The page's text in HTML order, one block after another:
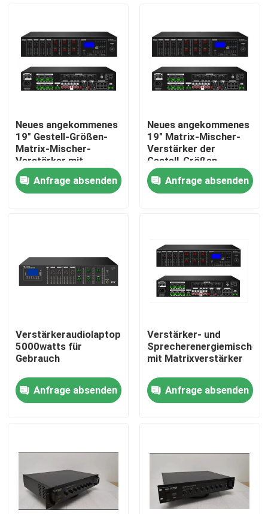
Haus
Über uns
Qualitätskontrolle
Treten Sie mit uns in Verbindung
Beschallungsanlage-Verstärker
Neues angekommenes
19" Gestell-Größen-
Matrix-Mischer-
Verstärker mit
USB/SD/FM/BT
Anfrage absenden
Neues angekommenes
19" Matrix-Mischer-
Verstärker der
Gestell-Größen-
6*120W mit
USB/SD/FM/BT
Anfrage absenden
Verstärkeraudiolaptopverstärker
5000watts für
Gebrauch
Anfrage absenden
Verstärker- und
Sprecherenergiemischer
mit Matrixverstärker
Anfrage absenden